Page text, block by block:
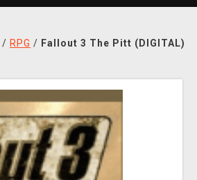
/ RPG / Fallout 3 The Pitt (DIGITAL)